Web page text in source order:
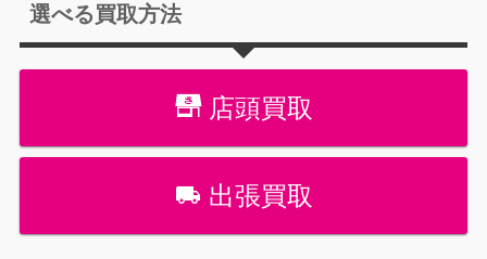
選べる買取方法
店頭買取
出張買取